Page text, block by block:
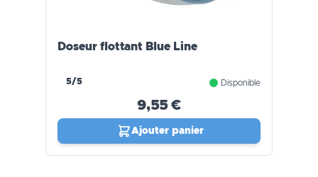
Doseur flottant Blue Line
5/5 Disponible
9,55 €
Ajouter panier